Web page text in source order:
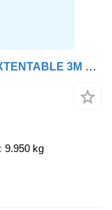
Broshuis PALFINGER 17502 5x + EXTENTABLE 3M + 3x AXLE STEERING + REMOTE +
9.950 kg